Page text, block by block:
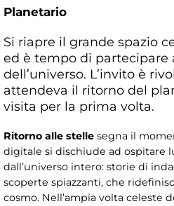
Planetario
Si riapre il grande spazio
ed è tempo di partecipare
dell’universo. L’invito è
attendeva il ritorno del
visita per la prima volta.
Ritorno alle stelle segna il
digitale si dischiude ad ospitare
dall’universo intero: storie di
scoperte spiazzanti, che
cosmo. Nell’ampia volta celeste